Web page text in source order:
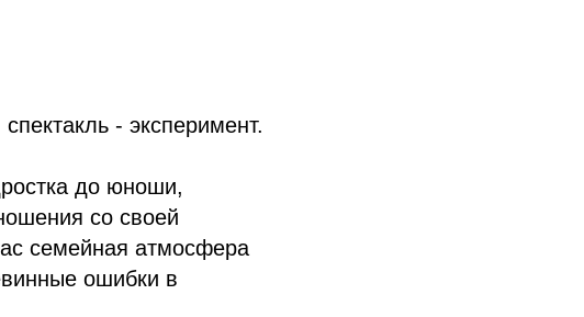
- эксперимент.
до юноши,
со своей
семейная атмосфера
ошибки в